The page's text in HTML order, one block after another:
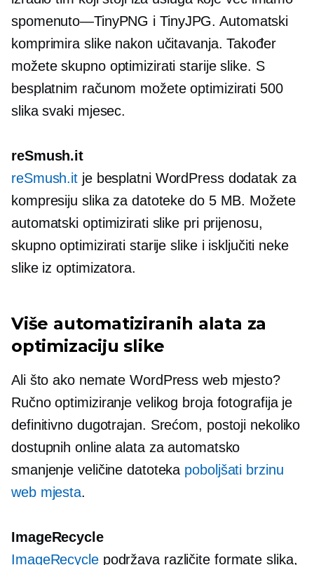
spomenuto—TinyPNG i TinyJPG. Automatski
komprimira slike nakon učitavanja. Također
možete skupno optimizirati starije slike. S
besplatnim računom možete optimizirati 500
slika svaki mjesec.
reSmush.it
reSmush.it je besplatni WordPress dodatak za
kompresiju slika za datoteke do 5 MB. Možete
automatski optimizirati slike pri prijenosu,
skupno optimizirati starije slike i isključiti neke
slike iz optimizatora.
Više automatiziranih alata za
optimizaciju slike
Ali što ako nemate WordPress web mjesto?
Ručno optimiziranje velikog broja fotografija je
definitivno dugotrajan. Srećom, postoji nekoliko
dostupnih online alata za automatsko
smanjenje veličine datoteka poboljšati brzinu
web mjesta.
ImageRecycle
ImageRecyclepodržava različite formate slika,